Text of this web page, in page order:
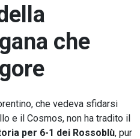
che
che vedeva sfidarsi
e il Cosmos, non ha tradito il
per 6-1 dei Rossoblù, pur